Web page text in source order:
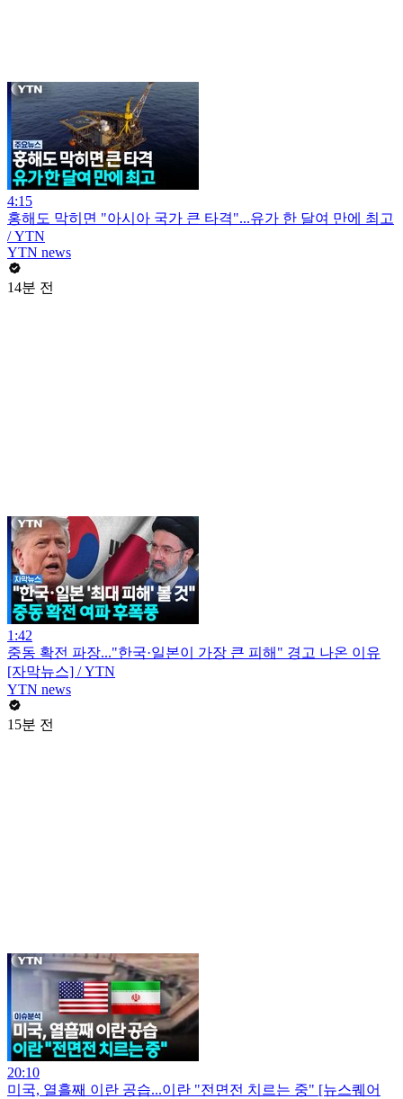
4:15
홍해도 막히면 "아시아 국가 큰 타격"...유가 한 달여 만에 최고
/ YTN
YTN news
14분 전
1:42
중동 확전 파장..."한국·일본이 가장 큰 피해" 경고 나온 이유
[자막뉴스] / YTN
YTN news
15분 전
20:10
미국, 열흘째 이란 공습...이란 "전면전 치르는 중" [뉴스퀘어